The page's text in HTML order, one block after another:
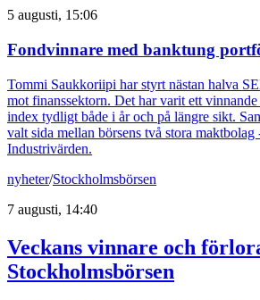
5 augusti, 15:06
Fondvinnare med banktung
Tommi Saukkoriipi har styrt nästan halva
mot finanssektorn. Det har varit ett
index tydligt både i år och på längre sikt.
valt sida mellan börsens två stora maktbolag
Industrivärden.
nyheter/Stockholmsbörsen
7 augusti, 14:40
Veckans vinnare och
Stockholmsbörsen